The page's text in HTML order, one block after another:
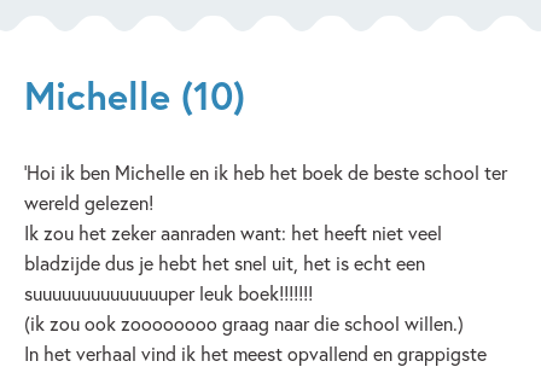
Michelle (10)
‘Hoi ik ben Michelle en ik heb het boek de beste school ter
wereld gelezen!
Ik zou het zeker aanraden want: het heeft niet veel
bladzijde dus je hebt het snel uit, het is echt een
suuuuuuuuuuuuuuper leuk boek!!!!!!!
(ik zou ook zoooooooo graag naar die school willen.)
In het verhaal vind ik het meest opvallend en grappigste